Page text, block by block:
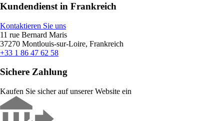
Kundendienst in Frankreich
Kontaktieren Sie uns
11 rue Bernard Maris
37270 Montlouis-sur-Loire, Frankreich
+33 1 86 47 62 58
Sichere Zahlung
Kaufen Sie sicher auf unserer Website ein